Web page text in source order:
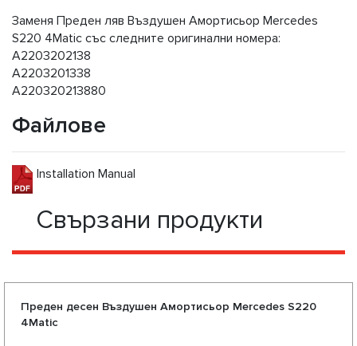
Заменя Преден ляв Въздушен Амортисьор Mercedes
S220 4Matic със следните оригинални номера:
A2203202138
A2203201338
A220320213880
Файлове
Installation Manual
Свързани продукти
Преден десен Въздушен Амортисьор Mercedes S220
4Matic